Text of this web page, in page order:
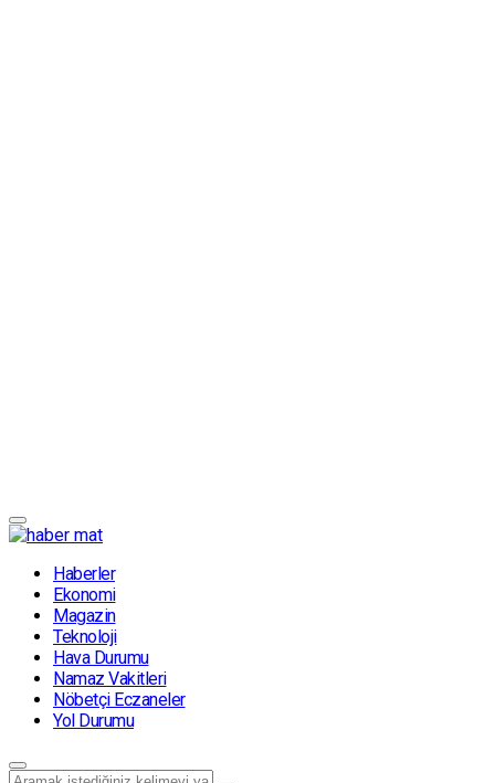
Haberler
Ekonomi
Magazin
Teknoloji
Hava Durumu
Namaz Vakitleri
Nöbetçi Eczaneler
Yol Durumu